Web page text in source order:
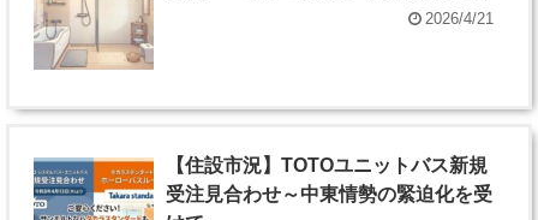
2026/4/21
【住設市況】TOTOユニットバス新規
受注見合わせ～中東情勢の緊迫化を受